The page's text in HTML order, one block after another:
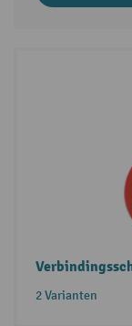
2 Varianten